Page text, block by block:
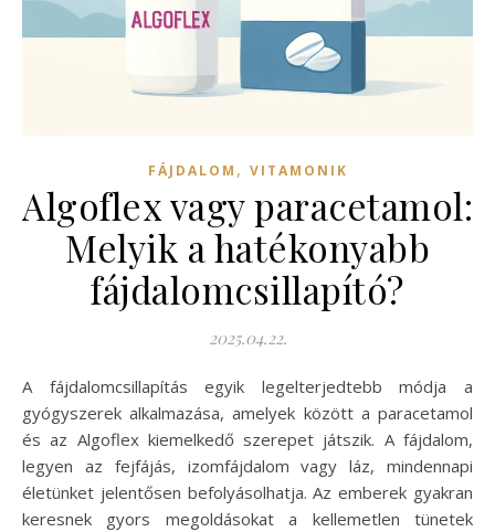
FÁJDALOM , VITAMONIK
Algoflex vagy paracetamol:
Melyik a hatékonyabb
fájdalomcsillapító?
2025.04.22.
A fájdalomcsillapítás egyik legelterjedtebb módja a
gyógyszerek alkalmazása, amelyek között a paracetamol
és az Algoflex kiemelkedő szerepet játszik. A fájdalom,
legyen az fejfájás, izomfájdalom vagy láz, mindennapi
életünket jelentősen befolyásolhatja. Az emberek gyakran
keresnek gyors megoldásokat a kellemetlen tünetek